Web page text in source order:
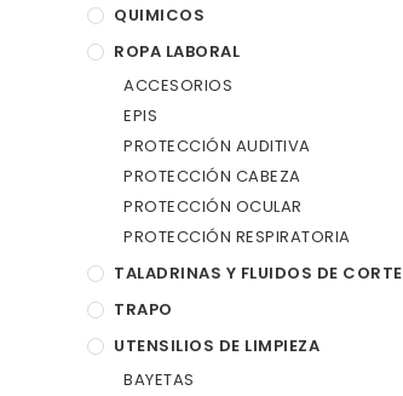
QUIMICOS
ROPA LABORAL
ACCESORIOS
EPIS
PROTECCIÓN AUDITIVA
PROTECCIÓN CABEZA
PROTECCIÓN OCULAR
PROTECCIÓN RESPIRATORIA
TALADRINAS Y FLUIDOS DE CORTE
TRAPO
UTENSILIOS DE LIMPIEZA
BAYETAS